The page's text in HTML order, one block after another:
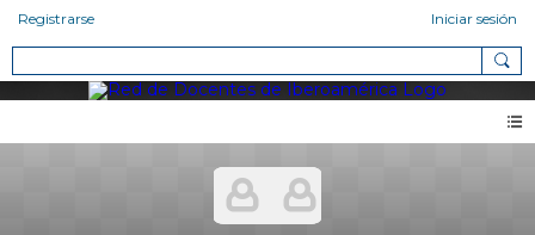
Registrarse Iniciar sesión